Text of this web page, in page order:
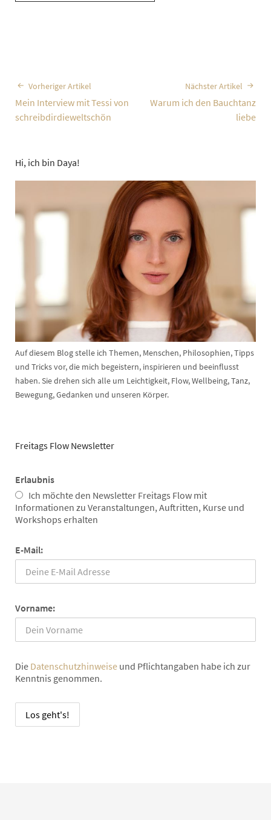
Vorheriger Artikel
Mein Interview mit Tessi von
schreibdirdieweltschön
Nächster Artikel
Warum ich den Bauchtanz
liebe
Hi, ich bin Daya!
Auf diesem Blog stelle ich Themen, Menschen, Philosophien, Tipps
und Tricks vor, die mich begeistern, inspirieren und beeinflusst
haben. Sie drehen sich alle um Leichtigkeit, Flow, Wellbeing, Tanz,
Bewegung, Gedanken und unseren Körper.
Freitags Flow Newsletter
Erlaubnis
Ich möchte den Newsletter Freitags Flow mit
Informationen zu Veranstaltungen, Auftritten, Kurse und
Workshops erhalten
E-Mail:
Vorname:
Die Datenschutzhinweise und Pflichtangaben habe ich zur
Kenntnis genommen.